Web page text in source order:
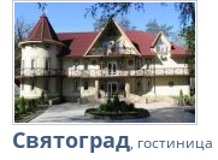
Святоград, гостиница